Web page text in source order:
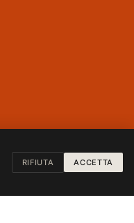
ISCRIVITI
RIFIUTA ACCETTA